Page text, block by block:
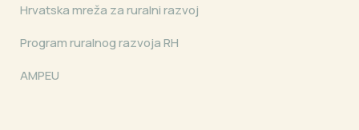
Hrvatska mreža za ruralni razvoj
Program ruralnog razvoja RH
AMPEU